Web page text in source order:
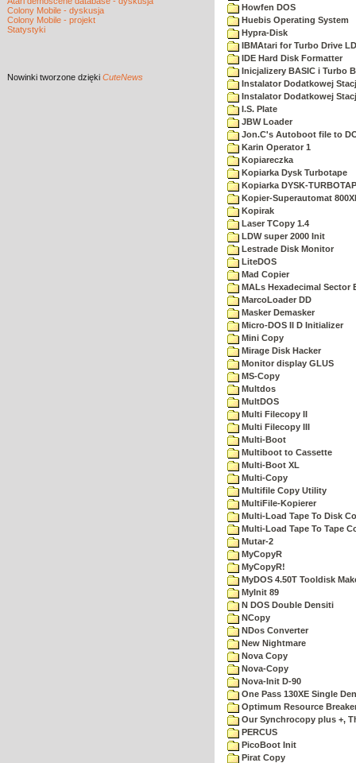
Colony Mobile - dyskusja
Colony Mobile - projekt
Statystyki
Nowinki tworzone dzięki CuteNews
Howfen DOS
Huebis Operating System
Hypra-Disk
IBMAtari for Turbo Drive
IDE Hard Disk Formatter
Inicjalizery BASIC i Turbo
Instalator Dodatkowej
Instalator Dodatkowej
I.S. Plate
JBW Loader
Jon.C's Autoboot file to
Karin Operator 1
Kopiareczka
Kopiarka Dysk Turbotape
Kopiarka DYSK-
Kopier-Superautomat
Kopirak
Laser TCopy 1.4
LDW super 2000 Init
Lestrade Disk Monitor
LiteDOS
Mad Copier
MALs Hexadecimal Sector
MarcoLoader DD
Masker Demasker
Micro-DOS II D Initializer
Mini Copy
Mirage Disk Hacker
Monitor display GLUS
MS-Copy
Multdos
MultDOS
Multi Filecopy II
Multi Filecopy III
Multi-Boot
Multiboot to Cassette
Multi-Boot XL
Multi-Copy
Multifile Copy Utility
MultiFile-Kopierer
Multi-Load Tape To Disk
Multi-Load Tape To Tape
Mutar-2
MyCopyR
MyCopyR!
MyDOS 4.50T Tooldisk
MyInit 89
N DOS Double Densiti
NCopy
NDos Converter
New Nightmare
Nova Copy
Nova-Copy
Nova-Init D-90
One Pass 130XE Single
Optimum Resource
Our Synchrocopy plus +,
PERCUS
PicoBoot Init
Pirat Copy